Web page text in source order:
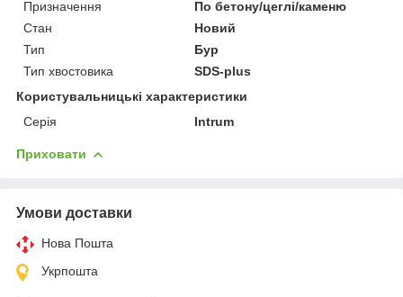
Призначення
По бетону/цеглі/каменю
Стан
Новий
Тип
Бур
Тип хвостовика
SDS-plus
Користувальницькі характеристики
Серія
Intrum
Приховати
Умови доставки
Нова Пошта
Укрпошта